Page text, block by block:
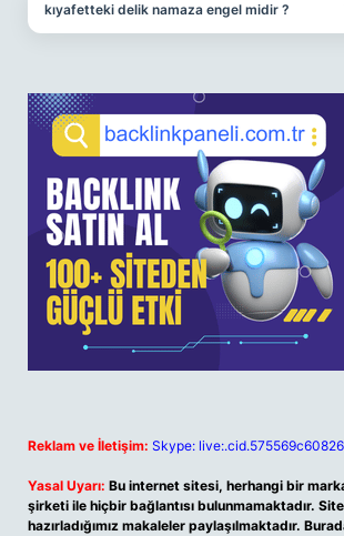
kıyafetteki delik namaza engel midir ?
Reklam ve İletişim: Skype:
Yasal Uyarı: Bu internet sitesi, herhangi bir
şirketi ile hiçbir bağlantısı bulunmamaktadır.
hazırladığımız makaleler paylaşılmaktadır.